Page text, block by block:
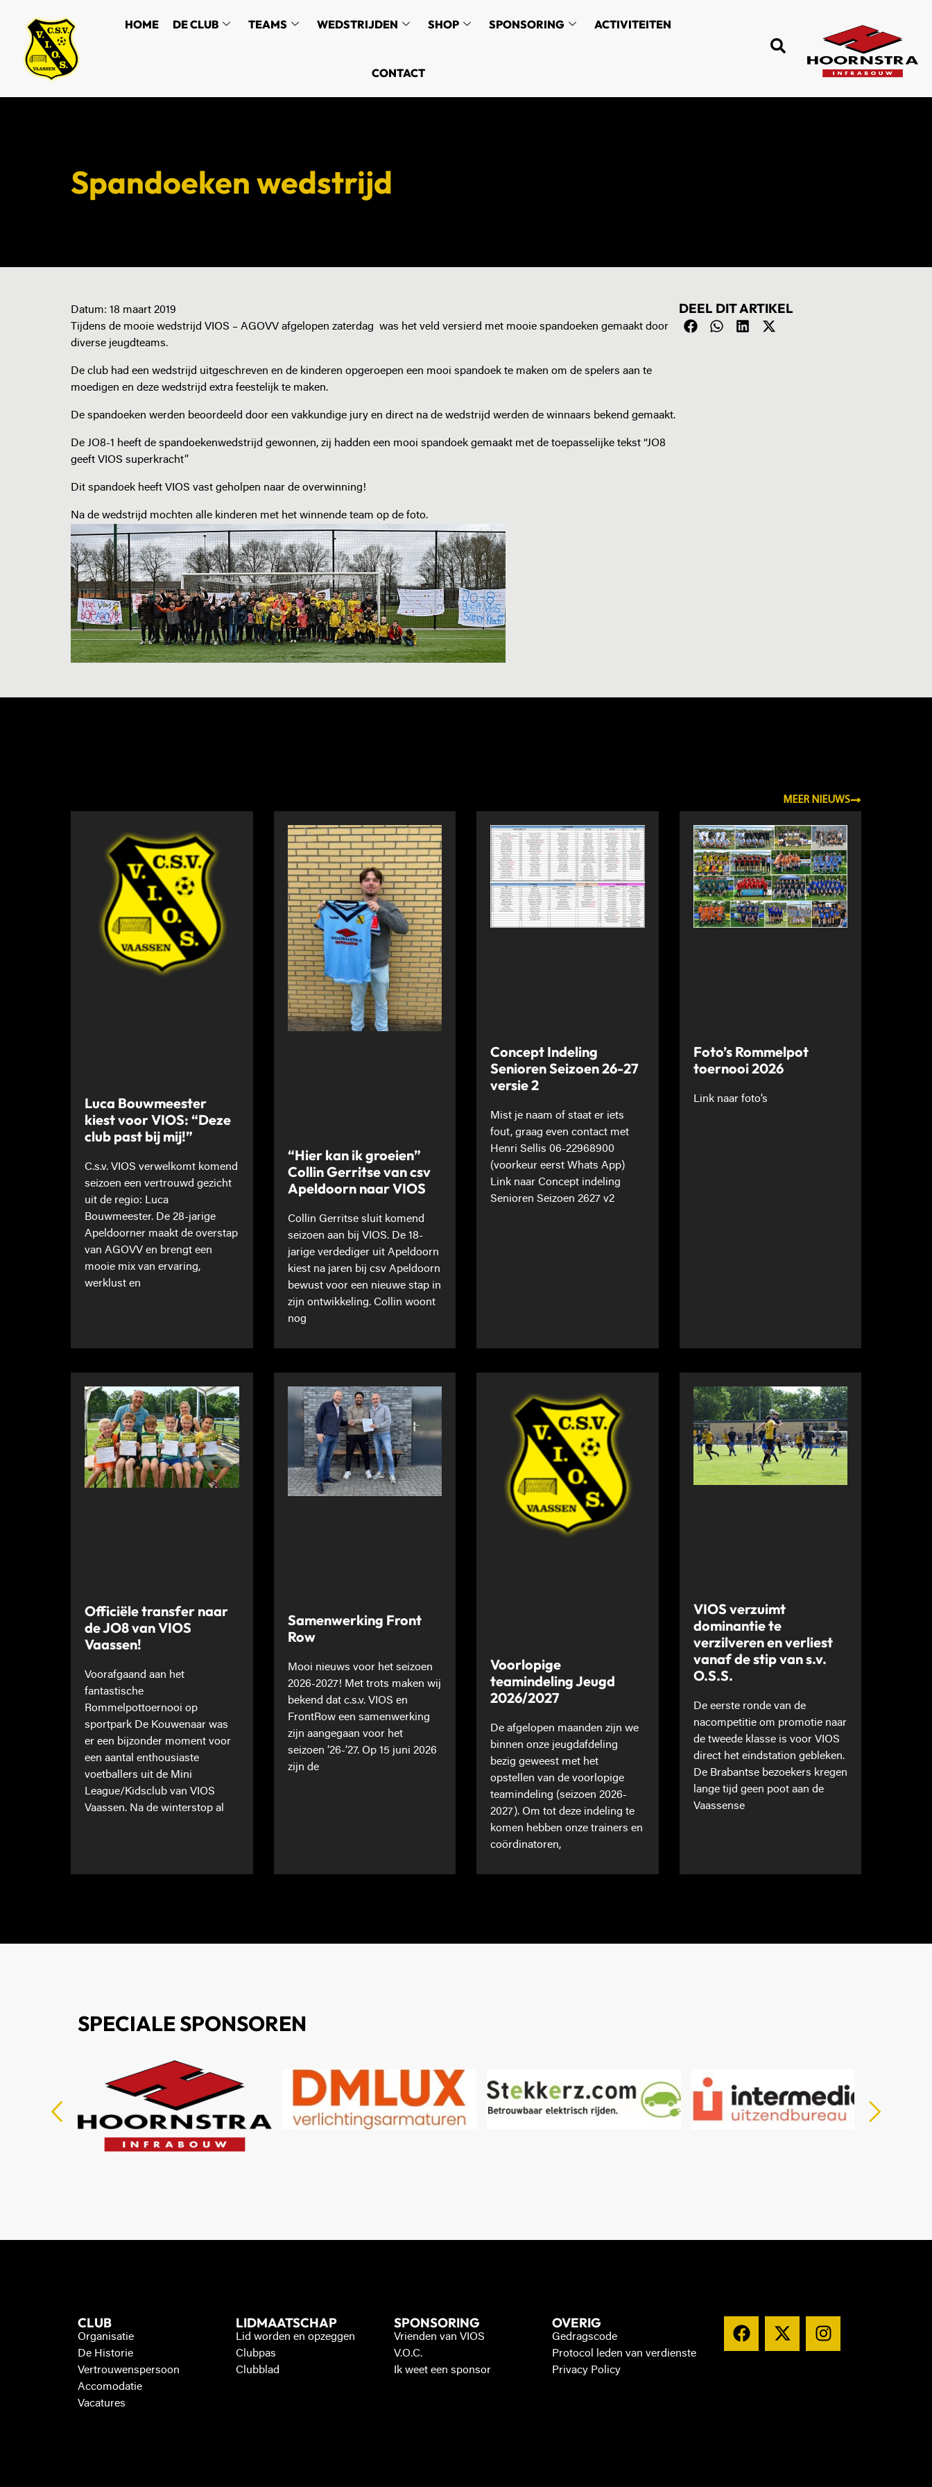
HOME DE CLUB TEAMS WEDSTRIJDEN SHOP SPONSORING ACTIVITEITEN
CONTACT
Spandoeken wedstrijd
Datum: 18 maart 2019
Tijdens de mooie wedstrijd VIOS – AGOVV afgelopen zaterdag was het veld versierd met mooie spandoeken gemaakt door
diverse jeugdteams.
De club had een wedstrijd uitgeschreven en de kinderen opgeroepen een mooi spandoek te maken om de spelers aan te
moedigen en deze wedstrijd extra feestelijk te maken.
De spandoeken werden beoordeeld door een vakkundige jury en direct na de wedstrijd werden de winnaars bekend gemaakt.
De JO8-1 heeft de spandoekenwedstrijd gewonnen, zij hadden een mooi spandoek gemaakt met de toepasselijke tekst “JO8
geeft VIOS superkracht”
Dit spandoek heeft VIOS vast geholpen naar de overwinning!
Na de wedstrijd mochten alle kinderen met het winnende team op de foto.
DEEL DIT ARTIKEL
MEER NIEUWS
Luca Bouwmeester
kiest voor VIOS: “Deze
club past bij mij!”
C.s.v. VIOS verwelkomt komend
seizoen een vertrouwd gezicht
uit de regio: Luca
Bouwmeester. De 28-jarige
Apeldoorner maakt de overstap
van AGOVV en brengt een
mooie mix van ervaring,
werklust en
“Hier kan ik groeien”
Collin Gerritse van csv
Apeldoorn naar VIOS
Collin Gerritse sluit komend
seizoen aan bij VIOS. De 18-
jarige verdediger uit Apeldoorn
kiest na jaren bij csv Apeldoorn
bewust voor een nieuwe stap in
zijn ontwikkeling. Collin woont
nog
Concept Indeling
Senioren Seizoen 26-27
versie 2
Mist je naam of staat er iets
fout, graag even contact met
Henri Sellis 06-22968900
(voorkeur eerst Whats App)
Link naar Concept indeling
Senioren Seizoen 2627 v2
Foto’s Rommelpot
toernooi 2026
Link naar foto’s
Officiële transfer naar
de JO8 van VIOS
Vaassen!
Voorafgaand aan het
fantastische
Rommelpottoernooi op
sportpark De Kouwenaar was
er een bijzonder moment voor
een aantal enthousiaste
voetballers uit de Mini
League/Kidsclub van VIOS
Vaassen. Na de winterstop al
Samenwerking Front
Row
Mooi nieuws voor het seizoen
2026-2027! Met trots maken wij
bekend dat c.s.v. VIOS en
FrontRow een samenwerking
zijn aangegaan voor het
seizoen ’26-’27. Op 15 juni 2026
zijn de
Voorlopige
teamindeling Jeugd
2026/2027
De afgelopen maanden zijn we
binnen onze jeugdafdeling
bezig geweest met het
opstellen van de voorlopige
teamindeling (seizoen 2026-
2027). Om tot deze indeling te
komen hebben onze trainers en
coördinatoren,
VIOS verzuimt
dominantie te
verzilveren en verliest
vanaf de stip van s.v.
O.S.S.
De eerste ronde van de
nacompetitie om promotie naar
de tweede klasse is voor VIOS
direct het eindstation gebleken.
De Brabantse bezoekers kregen
lange tijd geen poot aan de
Vaassense
SPECIALE SPONSOREN
CLUB
Organisatie
De Historie
Vertrouwenspersoon
Accomodatie
Vacatures
LIDMAATSCHAP
Lid worden en opzeggen
Clubpas
Clubblad
SPONSORING
Vrienden van VIOS
V.O.C.
Ik weet een sponsor
OVERIG
Gedragscode
Protocol leden van verdienste
Privacy Policy